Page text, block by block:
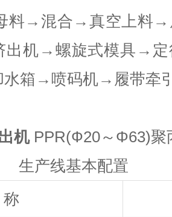
料→混合→真空上料→
出机→螺旋式模具→定
水箱→喷码机→履带牵
机 PPR(Ф20～Φ63)聚
基本配置